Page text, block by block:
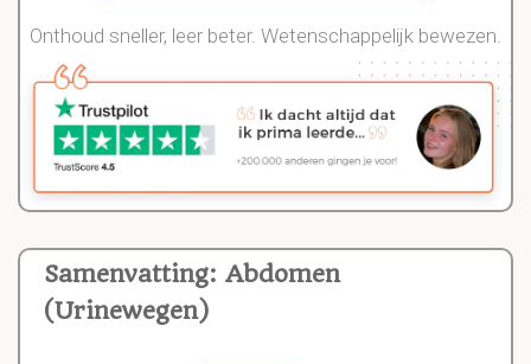
Samenvatting: Abdomen
(Urinewegen)
Onthoud sneller, leer beter. Wetenschappelijk bewezen.